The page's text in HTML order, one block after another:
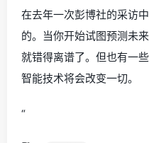
在去年一次彭博社的采访
的。当你开始试图预测未
就错得离谱了。但也有一
智能技术将会改变一切。
“